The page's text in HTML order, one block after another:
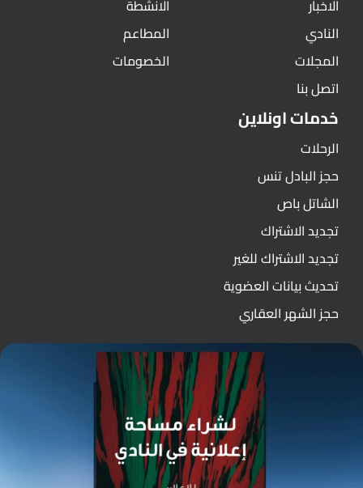
الاخبار
النادي
المجلات
اتصل بنا
الانشطة
المطاعم
الخصومات
خدمات اونلاين
الرحلات
حجز البادل تنس
الشاتل باص
تجديد الاشتراك
تجديد الاشتراك للغير
تحديث بيانات العضوية
حجز الشهر العقاري